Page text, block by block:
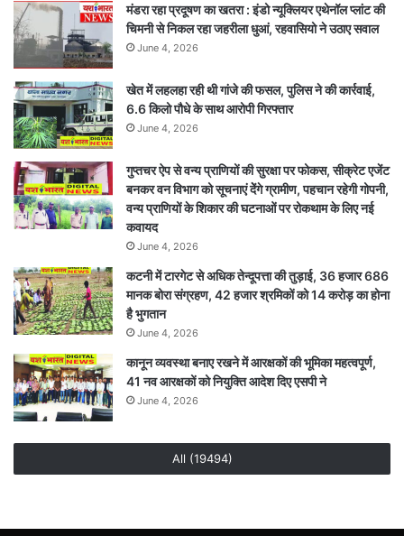
निकालकर
प्राकृतिक
आवास
में
छोड़ा
मंडरा रहा प्रदूषण का खतरा : इंडो न्यूक्लियर एथेनॉल प्लांट की
चिमनी से निकल रहा जहरीला धुआं, रहवासियो ने उठाए सवाल
June 4, 2026
खेत में लहलहा रही थी गांजे की फसल, पुलिस ने की कार्रवाई,
6.6 किलो पौधे के साथ आरोपी गिरफ्तार
June 4, 2026
गुप्तचर ऐप से वन्य प्राणियों की सुरक्षा पर फोकस, सीक्रेट एजेंट
बनकर वन विभाग को सूचनाएं देेंगे ग्रामीण, पहचान रहेगी गोपनी,
वन्य प्राणियों के शिकार की घटनाओं पर रोकथाम के लिए नई
कवायद
June 4, 2026
कटनी में टारगेट से अधिक तेन्दूपत्ता की तुड़ाई, 36 हजार 686
मानक बोरा संग्रहण, 42 हजार श्रमिकों को 14 करोड़ का होना
है भुगतान
June 4, 2026
कानून व्यवस्था बनाए रखने में आरक्षकों की भूमिका महत्वपूर्ण,
41 नव आरक्षकों को नियुक्ति आदेश दिए एसपी ने
June 4, 2026
All (19494)